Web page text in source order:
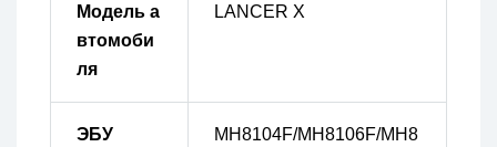
Модель а
втомоби
ля
LANCER X
ЭБУ
MH8104F/MH8106F/MH8